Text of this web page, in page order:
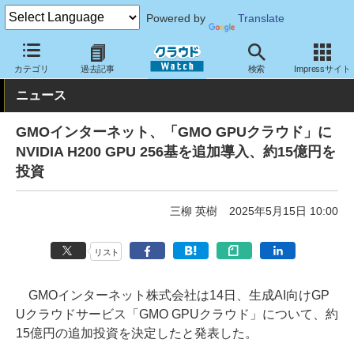
Powered by Translate
カテゴリ 過去記事 検索 Impressサイト
クラウド Watch ハード・インフラ パブリッククラウド その他
ニュース
GMOインターネット、「GMO GPUクラウド」に
NVIDIA H200 GPU 256基を追加導入、約15億円を
投資
三柳 英樹 2025年5月15日 10:00
リスト
GMOインターネット株式会社は14日、生成AI向けGP
Uクラウドサービス「GMO GPUクラウド」について、約
15億円の追加投資を決定したと発表した。